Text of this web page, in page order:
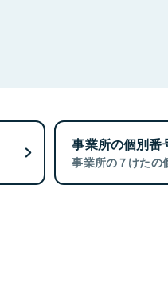
事業所の個別番
事業所の７けたの